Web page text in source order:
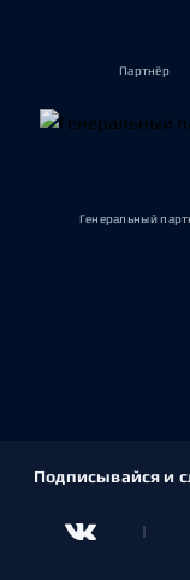
Партнёр
Генеральный
Подписывайся и